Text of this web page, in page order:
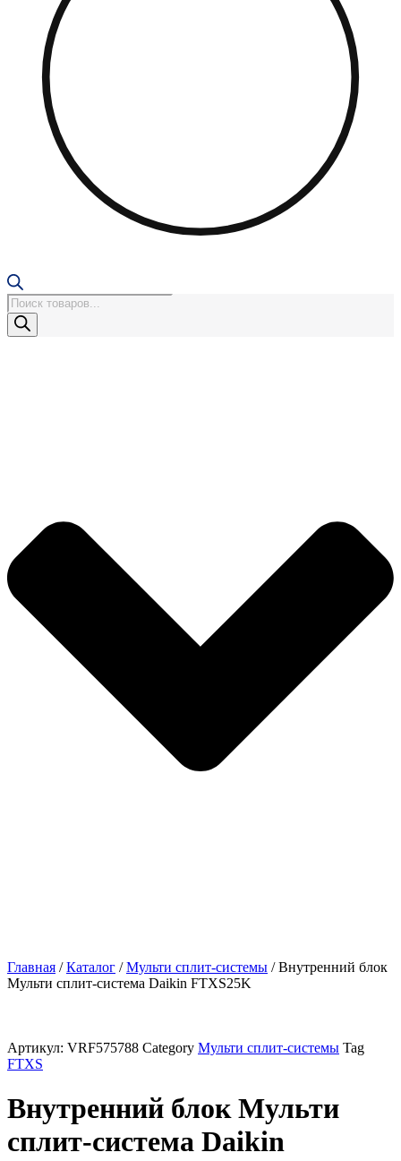
Поиск
товаров
Главная /Каталог /Мульти сплит-системы / Внутренний блок
Мульти сплит-система Daikin FTXS25K
Артикул: VRF575788 Category Мульти сплит-системы Tag
FTXS
Внутренний блок Мульти
сплит-система Daikin